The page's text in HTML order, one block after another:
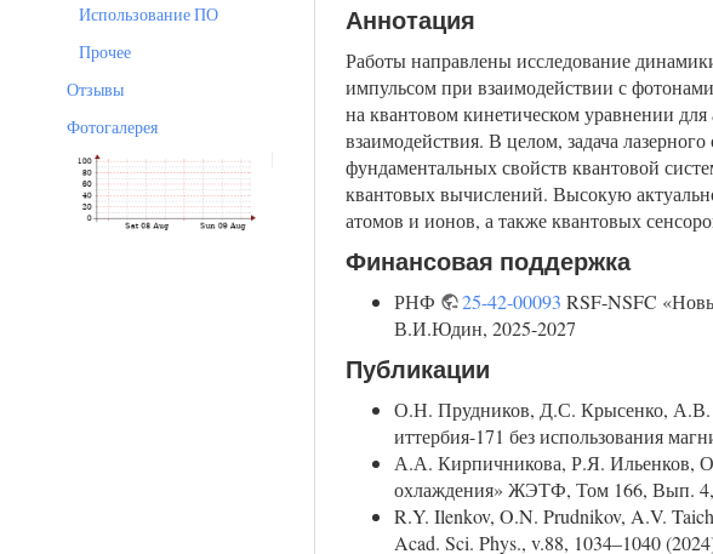
Использование ПО
Прочее
Отзывы
Фотогалерея
Аннотация
Работы направлены исследование
импульсом при взаимодействии с
на квантовом кинетическом уравнении
взаимодействия. В целом, задача
фундаментальных свойств квантовой
квантовых вычислений. Высокую
атомов и ионов, а также квантовых
Финансовая поддержка
РНФ 25-42-00093 RSF-NSFC
В.И.Юдин, 2025-2027
Публикации
О.Н. Прудников, Д.С. Крысенко, А.В.
иттербия-171 без использования
А.А. Кирпичникова, Р.Я. Ильенков,
охлаждения» ЖЭТФ, Том 166, Вып. 4,
R.Y. Ilenkov, O.N. Prudnikov, A.V.
Acad. Sci. Phys., v.88, 1034–1040